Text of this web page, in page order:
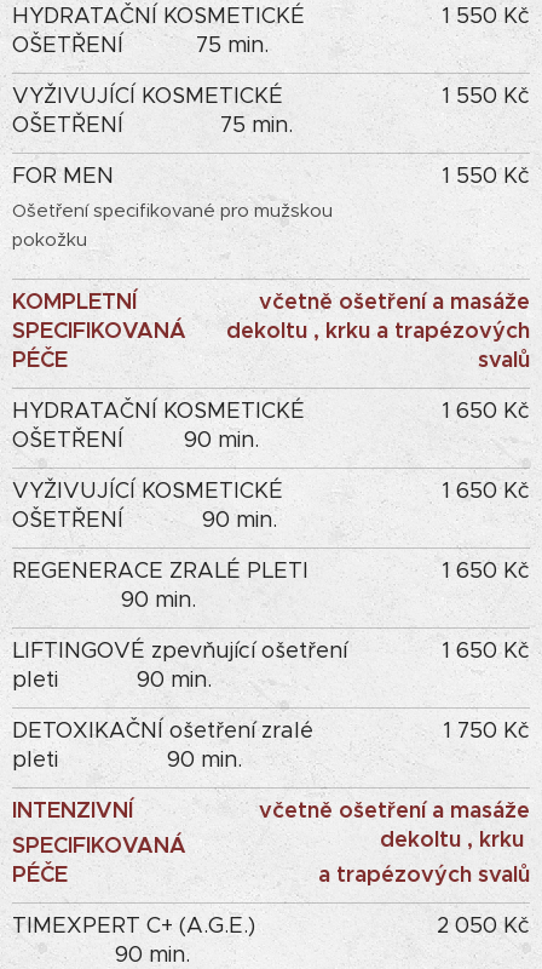
HYDRATAČNÍ KOSMETICKÉ
OŠETŘENÍ 75 min.
1 550 Kč
VYŽIVUJÍCÍ KOSMETICKÉ
OŠETŘENÍ 75 min.
1 550 Kč
FOR MEN
Ošetření specifikované pro mužskou
pokožku
1 550 Kč
KOMPLETNÍ
SPECIFIKOVANÁ
PÉČE
včetně ošetření a masáže
dekoltu , krku a trapézových
svalů
HYDRATAČNÍ KOSMETICKÉ
OŠETŘENÍ 90 min.
1 650 Kč
VYŽIVUJÍCÍ KOSMETICKÉ
OŠETŘENÍ 90 min.
1 650 Kč
REGENERACE ZRALÉ PLETI
90 min.
1 650 Kč
LIFTINGOVÉ zpevňující ošetření
pleti 90 min.
1 650 Kč
DETOXIKAČNÍ ošetření zralé
pleti 90 min.
1 750 Kč
INTENZIVNÍ
SPECIFIKOVANÁ
PÉČE
včetně ošetření a masáže
dekoltu , krku
a trapézových svalů
TIMEXPERT C+ (A.G.E.)
90 min.
2 050 Kč